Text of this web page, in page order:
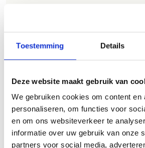
Toestemming Details
Deze website maakt gebruik van
We gebruiken cookies om content en
personaliseren, om functies voor
en om ons websiteverkeer te
informatie over uw gebruik van onze
partners voor social media,
Voor meer informatie over onze
Wil je een probleem melden op een
hetRoutemeldpunt.
Heb je een vraag, contacteer ons via
ALGEMENE BEOORDELING *